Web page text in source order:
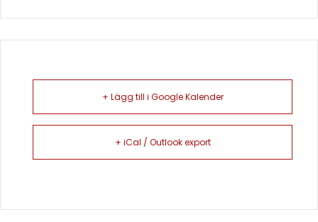
+ Lägg till i Google Kalender
+ iCal / Outlook export